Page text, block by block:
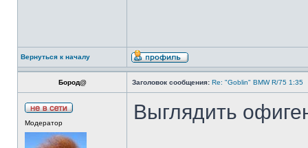
Вернуться к началу
Бород@ Заголовок сообщения: Re: "Goblin" BMW R/75 1:35
Модератор Выглядить